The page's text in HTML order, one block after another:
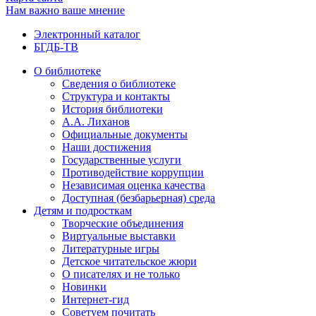
Нам важно ваше мнение
Электронный каталог
БГДБ-ТВ
О библиотеке
Сведения о библиотеке
Структура и контакты
История библиотеки
А.А. Лиханов
Официальные документы
Наши достижения
Государственные услуги
Противодействие коррупции
Независимая оценка качества
Доступная (безбарьерная) среда
Детям и подросткам
Творческие объединения
Виртуальные выставки
Литературные игры
Детское читательское жюри
О писателях и не только
Новинки
Интернет-гид
Советуем почитать